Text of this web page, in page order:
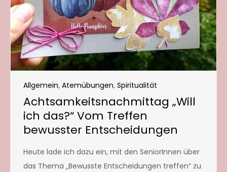
Allgemein, Atemübungen, Spiritualität
Achtsamkeitsnachmittag „Will
ich das?“ Vom Treffen
bewusster Entscheidungen
Heute lade ich dazu ein, mit den SeniorInnen über
das Thema „Bewusste Entscheidungen treffen“ zu